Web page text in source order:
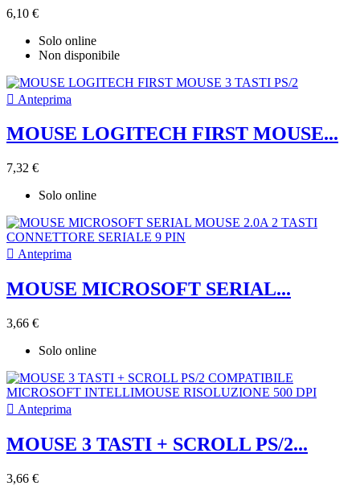
6,10 €
Solo online
Non disponibile
 Anteprima
MOUSE LOGITECH FIRST MOUSE...
7,32 €
Solo online
 Anteprima
MOUSE MICROSOFT SERIAL...
3,66 €
Solo online
 Anteprima
MOUSE 3 TASTI + SCROLL PS/2...
3,66 €